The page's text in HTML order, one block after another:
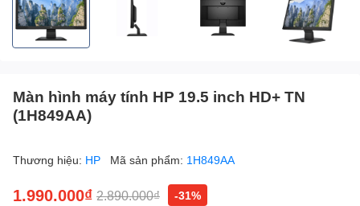
Màn hình máy tính HP 19.5 inch HD+ TN
(1H849AA)
Thương hiệu: HP Mã sản phẩm: 1H849AA
1.990.000₫ 2.890.000₫
-31%